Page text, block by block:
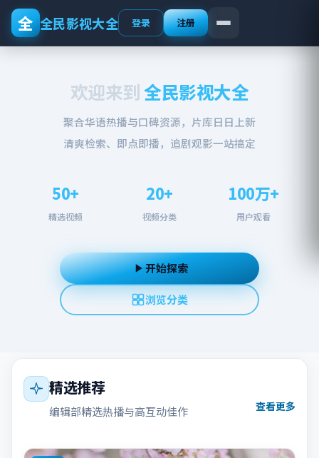
全 全民影视大全 登录 注册
欢迎来到全民影视大全
聚合华语热播与口碑资源，片库日日上新
清爽检索、即点即播，追剧观影一站搞定
50+
精选视频
20+
视频分类
100万+
用户观看
开始探索
浏览分类
精选推荐
编辑部精选热播与高互动佳作 查看更多